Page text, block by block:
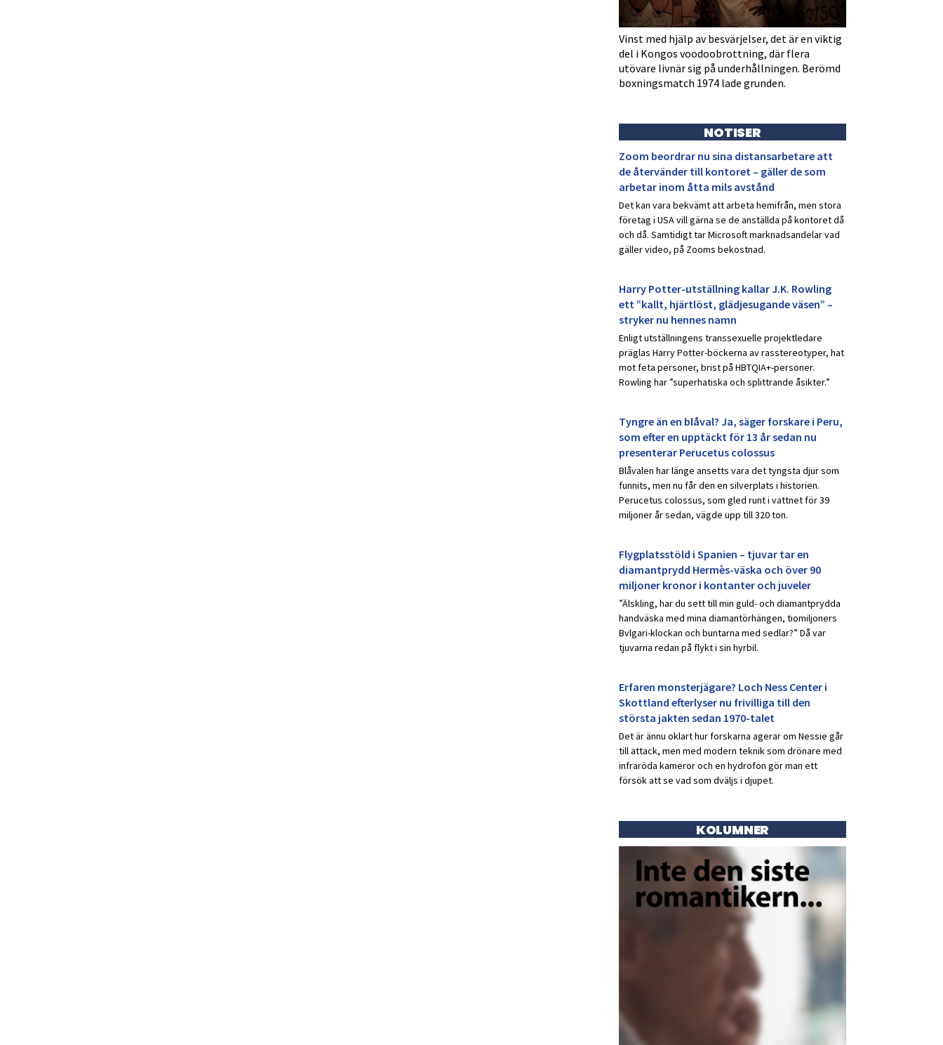
Vinst med hjälp av besvärjelser, det är en viktig
del i Kongos voodoobrottning, där flera
utövare livnär sig på underhållningen. Berömd
boxningsmatch 1974 lade grunden.
NOTISER
Zoom beordrar nu sina distansarbetare att
de återvänder till kontoret – gäller de som
arbetar inom åtta mils avstånd
Det kan vara bekvämt att arbeta hemifrån, men stora
företag i USA vill gärna se de anställda på kontoret då
och då. Samtidigt tar Microsoft marknadsandelar vad
gäller video, på Zooms bekostnad.
Harry Potter-utställning kallar J.K. Rowling
ett ”kallt, hjärtlöst, glädjesugande väsen” –
stryker nu hennes namn
Enligt utställningens transsexuelle projektledare
präglas Harry Potter-böckerna av rasstereotyper, hat
mot feta personer, brist på HBTQIA+-personer.
Rowling har ”superhatiska och splittrande åsikter.”
Tyngre än en blåval? Ja, säger forskare i Peru,
som efter en upptäckt för 13 år sedan nu
presenterar Perucetus colossus
Blåvalen har länge ansetts vara det tyngsta djur som
funnits, men nu får den en silverplats i historien.
Perucetus colossus, som gled runt i vattnet för 39
miljoner år sedan, vägde upp till 320 ton.
Flygplatsstöld i Spanien – tjuvar tar en
diamantprydd Hermès-väska och över 90
miljoner kronor i kontanter och juveler
”Älskling, har du sett till min guld- och diamantprydda
handväska med mina diamantörhängen, tiomiljoners
Bvlgari-klockan och buntarna med sedlar?” Då var
tjuvarna redan på flykt i sin hyrbil.
Erfaren monsterjägare? Loch Ness Center i
Skottland efterlyser nu frivilliga till den
största jakten sedan 1970-talet
Det är ännu oklart hur forskarna agerar om Nessie går
till attack, men med modern teknik som drönare med
infraröda kameror och en hydrofon gör man ett
försök att se vad som dväljs i djupet.
KOLUMNER